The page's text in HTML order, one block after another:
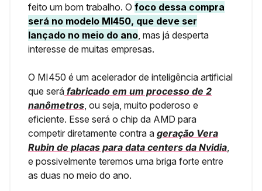
feito um bom trabalho. O foco dessa compra
será no modelo MI450, que deve ser
lançado no meio do ano, mas já desperta
interesse de muitas empresas.
O MI450 é um acelerador de inteligência artificial
que será fabricado em um processo de 2
nanômetros, ou seja, muito poderoso e
eficiente. Esse será o chip da AMD para
competir diretamente contra a geração Vera
Rubin de placas para data centers da Nvidia,
e possivelmente teremos uma briga forte entre
as duas no meio do ano.